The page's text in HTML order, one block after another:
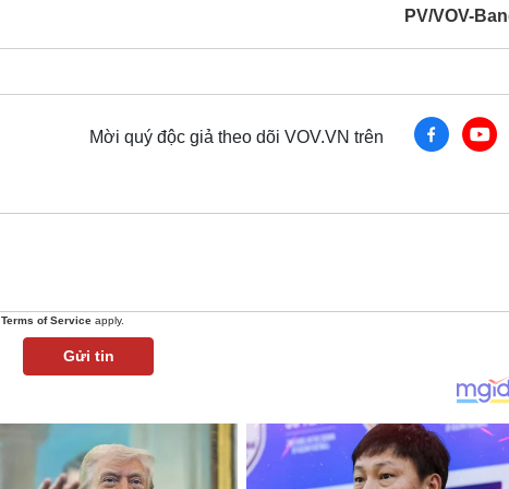
PV/VOV-
Mời quý độc giả theo dõi VOV.VN trên
Terms of Service apply.
Gửi tin